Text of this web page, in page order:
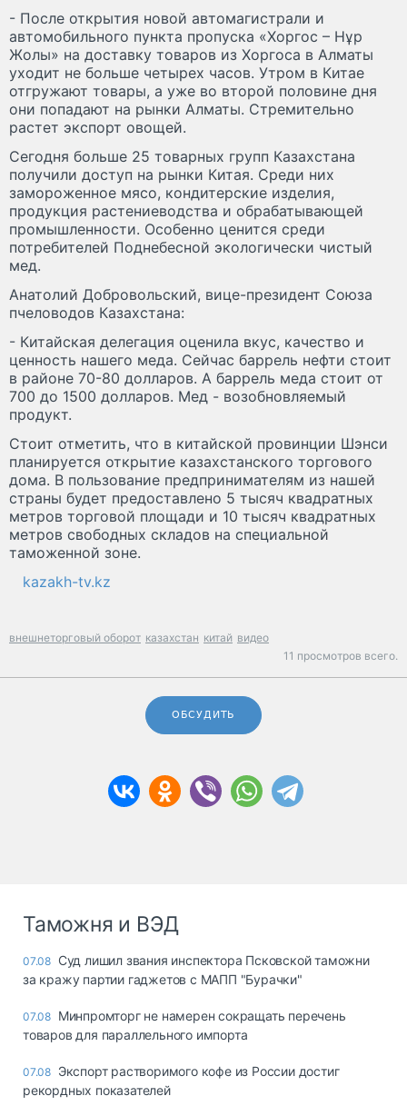
- После открытия новой автомагистрали и
автомобильного пункта пропуска «Хоргос – Нұр
Жолы» на доставку товаров из Хоргоса в Алматы
уходит не больше четырех часов. Утром в Китае
отгружают товары, а уже во второй половине дня
они попадают на рынки Алматы. Стремительно
растет экспорт овощей.
Сегодня больше 25 товарных групп Казахстана
получили доступ на рынки Китая. Среди них
замороженное мясо, кондитерские изделия,
продукция растениеводства и обрабатывающей
промышленности. Особенно ценится среди
потребителей Поднебесной экологически чистый
мед.
Анатолий Добровольский, вице-президент Союза
пчеловодов Казахстана:
- Китайская делегация оценила вкус, качество и
ценность нашего меда. Сейчас баррель нефти стоит
в районе 70-80 долларов. А баррель меда стоит от
700 до 1500 долларов. Мед - возобновляемый
продукт.
Стоит отметить, что в китайской провинции Шэнси
планируется открытие казахстанского торгового
дома. В пользование предпринимателям из нашей
страны будет предоставлено 5 тысяч квадратных
метров торговой площади и 10 тысяч квадратных
метров свободных складов на специальной
таможенной зоне.
kazakh-tv.kz
внешнеторговый оборот казахстан китай видео
11 просмотров всего.
ОБСУДИТЬ
Таможня и ВЭД
07.08 Суд лишил звания инспектора Псковской таможни
за кражу партии гаджетов с МАПП "Бурачки"
07.08 Минпромторг не намерен сокращать перечень
товаров для параллельного импорта
07.08 Экспорт растворимого кофе из России достиг
рекордных показателей